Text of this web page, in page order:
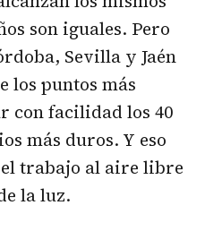
son iguales. Pero
Sevilla y Jaén
los puntos más
con facilidad los 40
más duros. Y eso
el trabajo al aire libre
la luz.